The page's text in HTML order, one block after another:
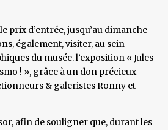
prix d’entrée, jusqu’au dimanche
également, visiter, au sein
du musée. l’exposition « Jules
! », grâce à un don précieux
& galeristes Ronny et
afin de souligner que, durant les